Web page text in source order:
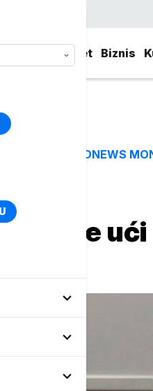
Svet Biznis
EURONEWS
će